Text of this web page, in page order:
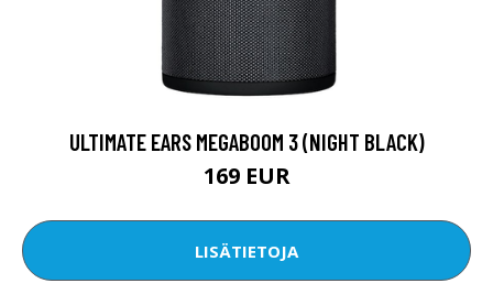
ULTIMATE EARS MEGABOOM 3 (NIGHT BLACK)
169 EUR
LISÄTIETOJA